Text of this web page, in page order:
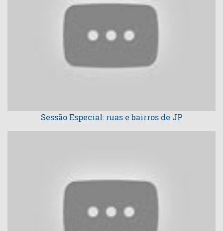
Sessão Especial: ruas e bairros de JP